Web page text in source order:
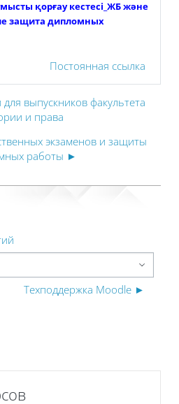
қорғау кестесі_ЖБ және
защита дипломных
Постоянная ссылка
выпускников факультета
и права
экзаменов и защиты
работы ►
Техподдержка Moodle ►